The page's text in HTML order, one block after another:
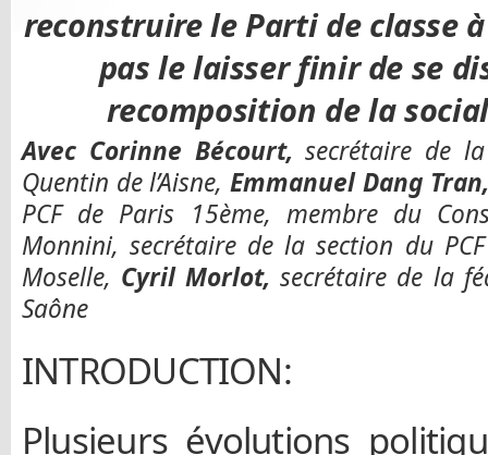
reconstruire le Parti de classe
pas le laisser finir de se
recomposition de la
Avec Corinne Bécourt, secrétaire de
Quentin de l’Aisne,Emmanuel Dang Tran,
PCF de Paris 15ème, membre du
Monnini, secrétaire de la section du
Moselle, Cyril Morlot, secrétaire de la
Saône
INTRODUCTION:
Plusieurs évolutions